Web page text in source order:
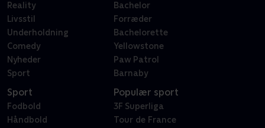
Reality
Livsstil
Underholdning
Comedy
Nyheder
Sport
Bachelor
Forræder
Bachelorette
Yellowstone
Paw Patrol
Barnaby
Sport
Fodbold
Håndbold
Populær sport
3F Superliga
Tour de France